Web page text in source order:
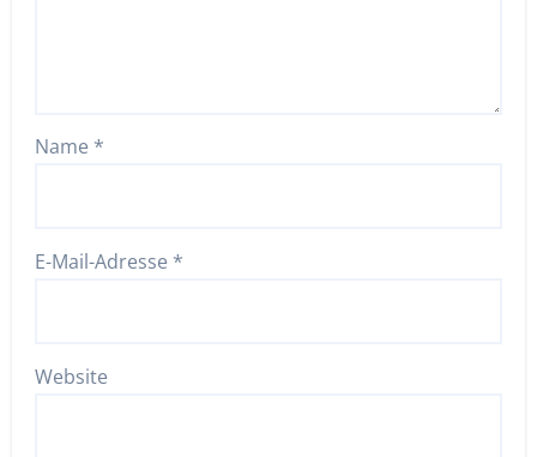
Name *
E-Mail-Adresse *
Website